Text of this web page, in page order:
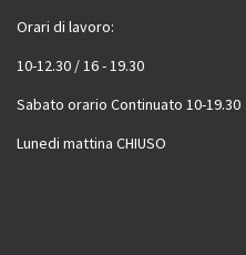
Orari di lavoro:
10-12.30 / 16 - 19.30
Sabato orario Continuato 10-19.30
Lunedi mattina CHIUSO